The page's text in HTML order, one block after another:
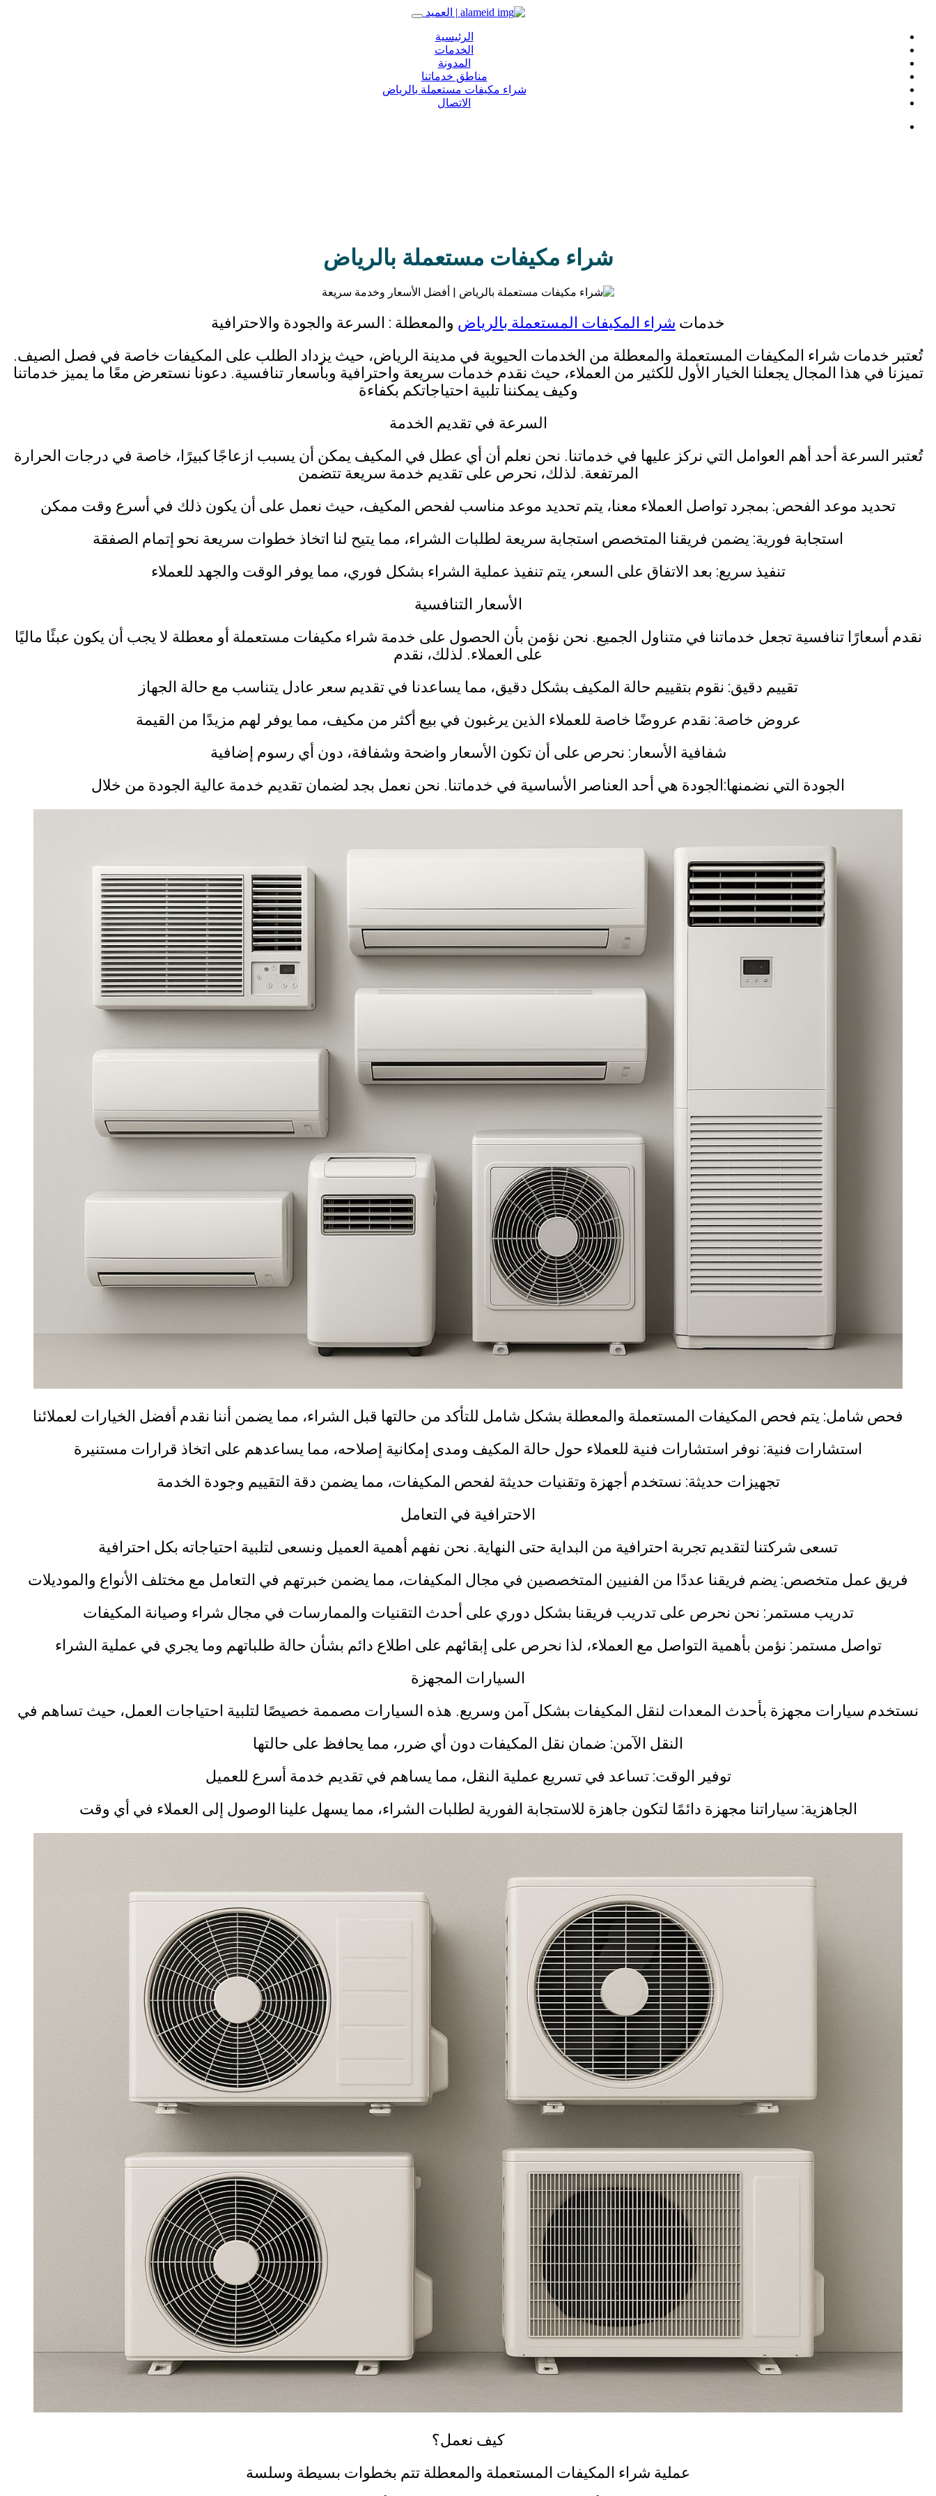
الرئيسية
الخدمات
المدونة
مناطق خدماتنا
شراء مكيفات مستعملة بالرياض
الاتصال
شراء مكيفات مستعملة بالرياض
خدمات شراء المكيفات المستعملة بالرياض والمعطلة : السرعة والجودة والاحترافية
تُعتبر خدمات شراء المكيفات المستعملة والمعطلة من الخدمات الحيوية في مدينة الرياض، حيث يزداد الطلب على المكيفات خاصة في فصل الصيف.
تميزنا في هذا المجال يجعلنا الخيار الأول للكثير من العملاء، حيث نقدم خدمات سريعة واحترافية وبأسعار تنافسية. دعونا نستعرض معًا ما يميز خدماتنا
وكيف يمكننا تلبية احتياجاتكم بكفاءة
السرعة في تقديم الخدمة
تُعتبر السرعة أحد أهم العوامل التي نركز عليها في خدماتنا. نحن نعلم أن أي عطل في المكيف يمكن أن يسبب ازعاجًا كبيرًا، خاصة في درجات الحرارة
المرتفعة. لذلك، نحرص على تقديم خدمة سريعة تتضمن
تحديد موعد الفحص: بمجرد تواصل العملاء معنا، يتم تحديد موعد مناسب لفحص المكيف، حيث نعمل على أن يكون ذلك في أسرع وقت ممكن
استجابة فورية: يضمن فريقنا المتخصص استجابة سريعة لطلبات الشراء، مما يتيح لنا اتخاذ خطوات سريعة نحو إتمام الصفقة
تنفيذ سريع: بعد الاتفاق على السعر، يتم تنفيذ عملية الشراء بشكل فوري، مما يوفر الوقت والجهد للعملاء
الأسعار التنافسية
نقدم أسعارًا تنافسية تجعل خدماتنا في متناول الجميع. نحن نؤمن بأن الحصول على خدمة شراء مكيفات مستعملة أو معطلة لا يجب أن يكون عبئًا ماليًا
على العملاء. لذلك، نقدم
تقييم دقيق: نقوم بتقييم حالة المكيف بشكل دقيق، مما يساعدنا في تقديم سعر عادل يتناسب مع حالة الجهاز
عروض خاصة: نقدم عروضًا خاصة للعملاء الذين يرغبون في بيع أكثر من مكيف، مما يوفر لهم مزيدًا من القيمة
شفافية الأسعار: نحرص على أن تكون الأسعار واضحة وشفافة، دون أي رسوم إضافية
الجودة التي نضمنها:الجودة هي أحد العناصر الأساسية في خدماتنا. نحن نعمل بجد لضمان تقديم خدمة عالية الجودة من خلال
فحص شامل: يتم فحص المكيفات المستعملة والمعطلة بشكل شامل للتأكد من حالتها قبل الشراء، مما يضمن أننا نقدم أفضل الخيارات لعملائنا
استشارات فنية: نوفر استشارات فنية للعملاء حول حالة المكيف ومدى إمكانية إصلاحه، مما يساعدهم على اتخاذ قرارات مستنيرة
تجهيزات حديثة: نستخدم أجهزة وتقنيات حديثة لفحص المكيفات، مما يضمن دقة التقييم وجودة الخدمة
الاحترافية في التعامل
تسعى شركتنا لتقديم تجربة احترافية من البداية حتى النهاية. نحن نفهم أهمية العميل ونسعى لتلبية احتياجاته بكل احترافية
فريق عمل متخصص: يضم فريقنا عددًا من الفنيين المتخصصين في مجال المكيفات، مما يضمن خبرتهم في التعامل مع مختلف الأنواع والموديلات
تدريب مستمر: نحن نحرص على تدريب فريقنا بشكل دوري على أحدث التقنيات والممارسات في مجال شراء وصيانة المكيفات
تواصل مستمر: نؤمن بأهمية التواصل مع العملاء، لذا نحرص على إبقائهم على اطلاع دائم بشأن حالة طلباتهم وما يجري في عملية الشراء
السيارات المجهزة
نستخدم سيارات مجهزة بأحدث المعدات لنقل المكيفات بشكل آمن وسريع. هذه السيارات مصممة خصيصًا لتلبية احتياجات العمل، حيث تساهم في
النقل الآمن: ضمان نقل المكيفات دون أي ضرر، مما يحافظ على حالتها
توفير الوقت: تساعد في تسريع عملية النقل، مما يساهم في تقديم خدمة أسرع للعميل
الجاهزية: سياراتنا مجهزة دائمًا لتكون جاهزة للاستجابة الفورية لطلبات الشراء، مما يسهل علينا الوصول إلى العملاء في أي وقت
كيف نعمل؟
عملية شراء المكيفات المستعملة والمعطلة تتم بخطوات بسيطة وسلسة